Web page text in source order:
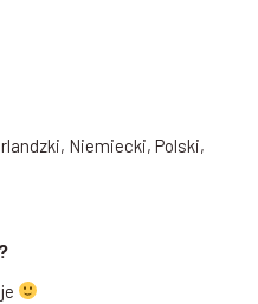
Niemiecki, Polski,